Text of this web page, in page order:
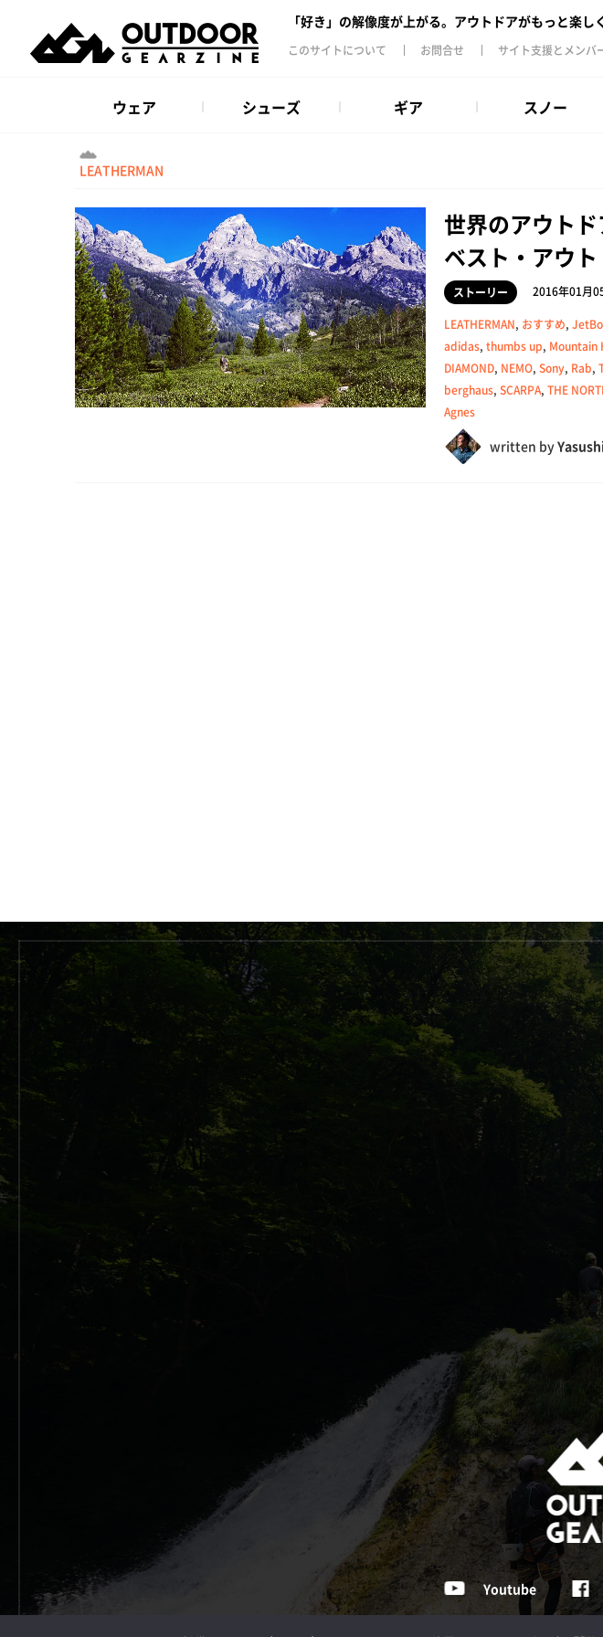
「好き」の解像度が上がる。アウトドアがもっと楽し
このサイトについて お問合せ サイト支援とメンバ
ウェア シューズ ギア スノー
LEATHERMAN
世界のアウト
ベスト・アウ
ストーリー
2016年01月
LEATHERMAN, おすすめ,
adidas, thumbs up, Mountain
DIAMOND, NEMO, Sony, Rab,
berghaus, SCARPA, THE
Agnes
written by
Youtube